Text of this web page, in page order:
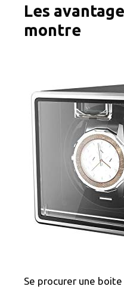
Les
montre
Se procurer une